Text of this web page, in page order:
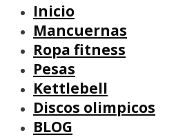
Inicio
Mancuernas
Ropa fitness
Pesas
Kettlebell
Discos olimpicos
BLOG